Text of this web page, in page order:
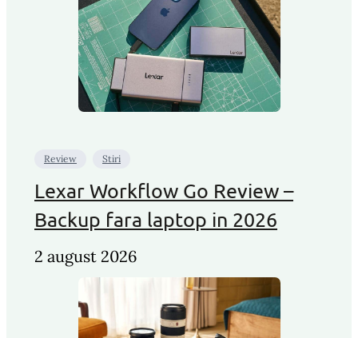
Review Stiri
Lexar Workflow Go Review –
Backup fara laptop in 2026
2 august 2026